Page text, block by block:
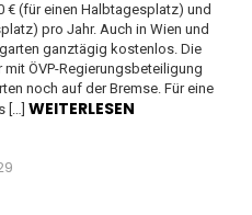
€ (für einen Halbtagesplatz) und
pro Jahr. Auch in Wien und
ganztägig kostenlos. Die
ÖVP-Regierungsbeteiligung
noch auf der Bremse. Für eine
[…] WEITERLESEN